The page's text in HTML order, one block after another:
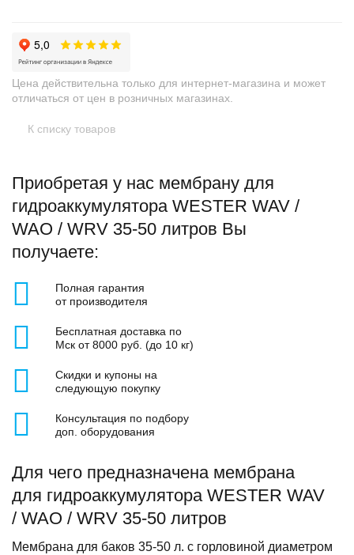
Цена действительна только для интернет-магазина и может
отличаться от цен в розничных магазинах.
К списку товаров
Приобретая у нас мембрану для
гидроаккумулятора WESTER WAV /
WAO / WRV 35-50 литров Вы
получаете:
Полная гарантия
от производителя
Бесплатная доставка по
Мск от 8000 руб. (до 10 кг)
Скидки и купоны на
следующую покупку
Консультация по подбору
доп. оборудования
Для чего предназначена мембрана
для гидроаккумулятора WESTER WAV
/ WAO / WRV 35-50 литров
Мембрана для баков 35-50 л. c горловиной диаметром